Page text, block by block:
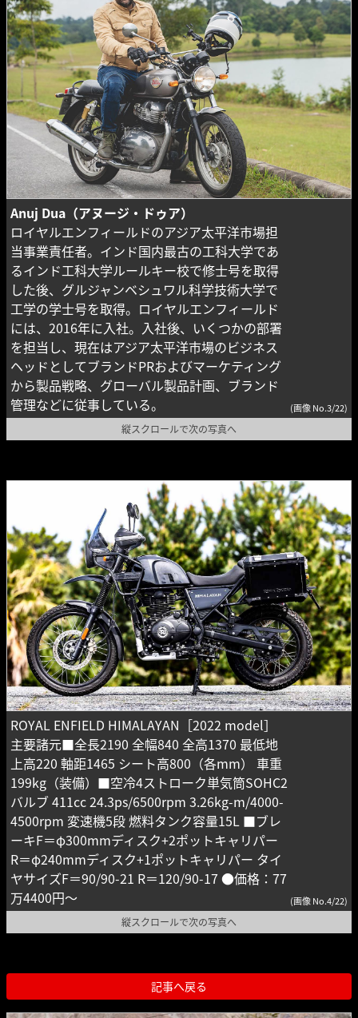
Anuj Dua（アヌージ・ドゥア）
ロイヤルエンフィールドのアジア太平洋市場担
当事業責任者。インド国内最古の工科大学であ
るインド工科大学ルールキー校で修士号を取得
した後、グルジャンベシュワル科学技術大学で
工学の学士号を取得。ロイヤルエンフィールド
には、2016年に入社。入社後、いくつかの部署
を担当し、現在はアジア太平洋市場のビジネス
ヘッドとしてブランドPRおよびマーケティング
から製品戦略、グローバル製品計画、ブランド
管理などに従事している。
(画像 No.3/22)
縦スクロールで次の写真へ
ROYAL ENFIELD HIMALAYAN［2022 model］
主要諸元■全長2190 全幅840 全高1370 最低地
上高220 軸距1465 シート高800（各mm） 車重
199kg（装備）■空冷4ストローク単気筒SOHC2
バルブ 411cc 24.3ps/6500rpm 3.26kg-m/4000-
4500rpm 変速機5段 燃料タンク容量15L ■ブレ
ーキF＝φ300mmディスク+2ポットキャリパー
R＝φ240mmディスク+1ポットキャリパー タイ
ヤサイズF＝90/90-21 R＝120/90-17 ●価格：77
万4400円〜
(画像 No.4/22)
縦スクロールで次の写真へ
記事へ戻る